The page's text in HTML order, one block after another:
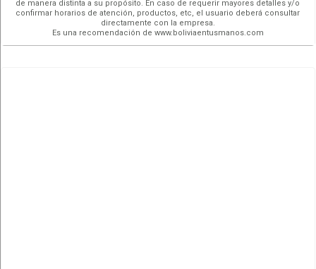
de manera distinta a su propósito. En caso de requerir mayores detalles y/o
confirmar horarios de atención, productos, etc, el usuario deberá consultar
directamente con la empresa.
Es una recomendación de www.boliviaentusmanos.com